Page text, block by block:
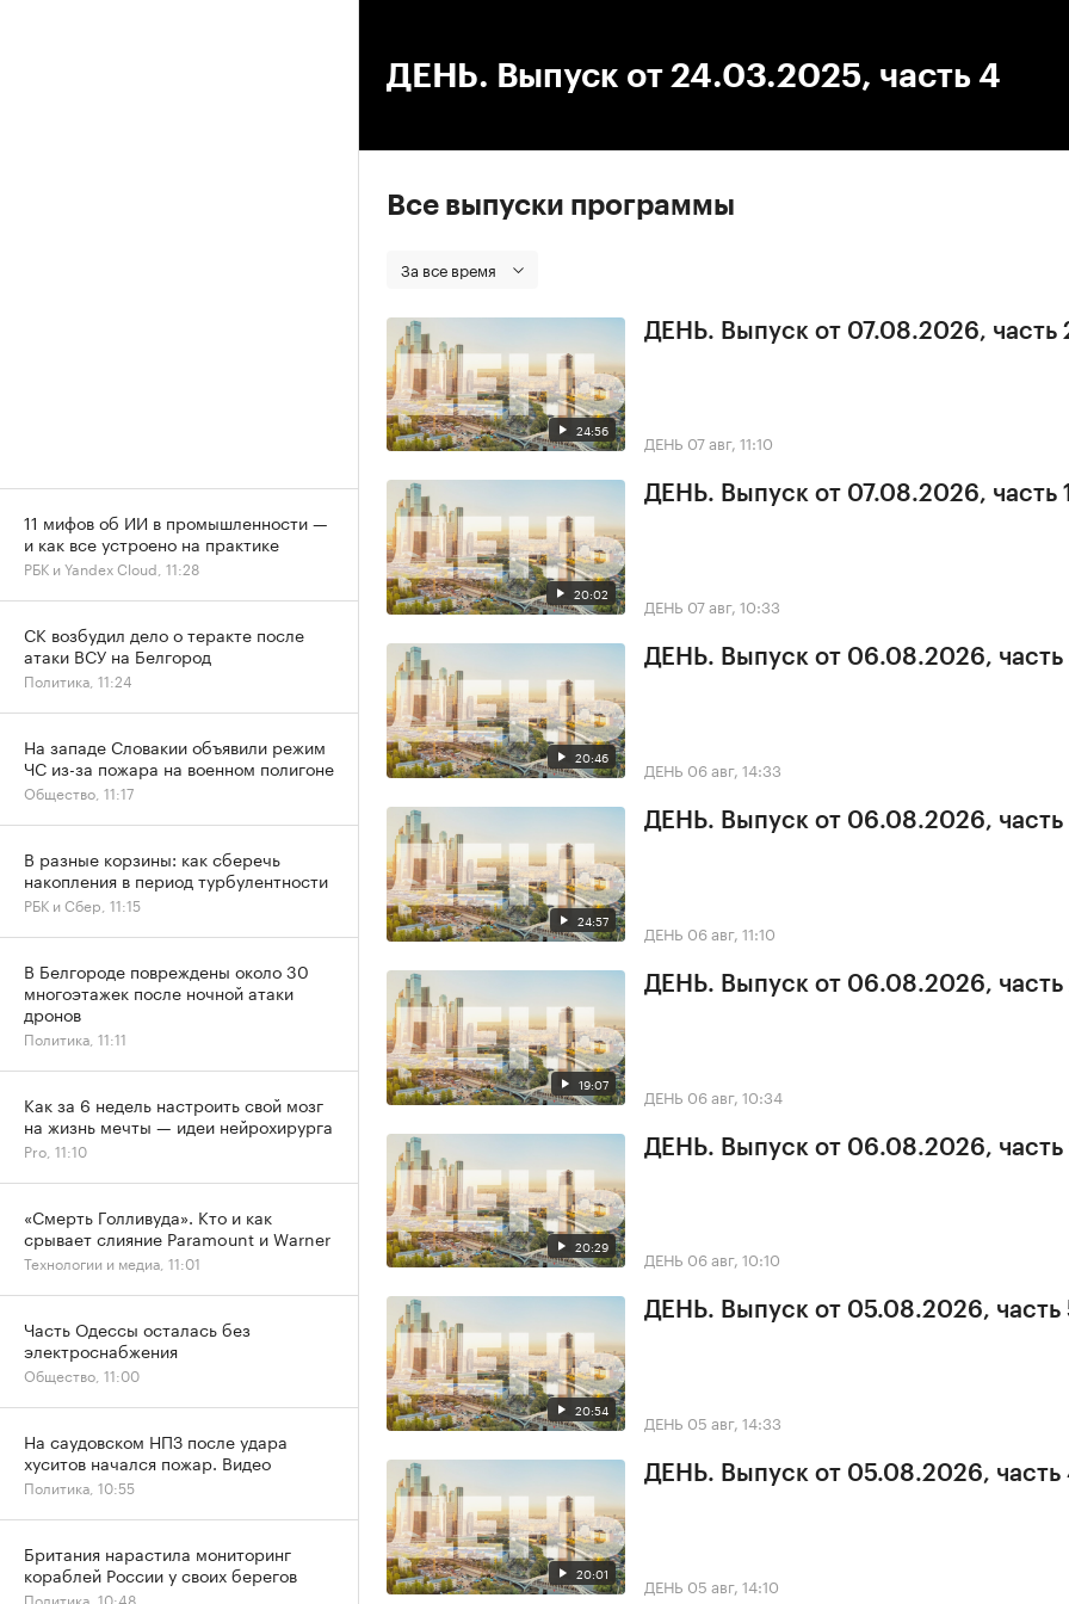
ДЕНЬ. Выпуск от 24.03.2025, часть 4
Все выпуски программы
За все время
24:56
ДЕНЬ. Выпуск от 07.08.2026, часть
ДЕНЬ 07 авг, 11:10
20:02
ДЕНЬ. Выпуск от 07.08.2026, часть 1
ДЕНЬ 07 авг, 10:33
20:46
ДЕНЬ. Выпуск от 06.08.2026, часть
ДЕНЬ 06 авг, 14:33
24:57
ДЕНЬ. Выпуск от 06.08.2026, часть
ДЕНЬ 06 авг, 11:10
19:07
ДЕНЬ. Выпуск от 06.08.2026, часть
ДЕНЬ 06 авг, 10:34
20:29
ДЕНЬ. Выпуск от 06.08.2026, часть
ДЕНЬ 06 авг, 10:10
20:54
ДЕНЬ. Выпуск от 05.08.2026, часть
ДЕНЬ 05 авг, 14:33
20:01
ДЕНЬ. Выпуск от 05.08.2026, часть
ДЕНЬ 05 авг, 14:10
11 мифов об ИИ в промышленности —
и как все устроено на практике
РБК и Yandex Cloud, 11:28
СК возбудил дело о теракте после
атаки ВСУ на Белгород
Политика, 11:24
На западе Словакии объявили режим
ЧС из-за пожара на военном полигоне
Общество, 11:17
В разные корзины: как сберечь
накопления в период турбулентности
РБК и Сбер, 11:15
В Белгороде повреждены около 30
многоэтажек после ночной атаки
дронов
Политика, 11:11
Как за 6 недель настроить свой мозг
на жизнь мечты — идеи нейрохирурга
Pro, 11:10
«Смерть Голливуда». Кто и как
срывает слияние Paramount и Warner
Технологии и медиа, 11:01
Часть Одессы осталась без
электроснабжения
Общество, 11:00
На саудовском НПЗ после удара
хуситов начался пожар. Видео
Политика, 10:55
Британия нарастила мониторинг
кораблей России у своих берегов
Политика, 10:48